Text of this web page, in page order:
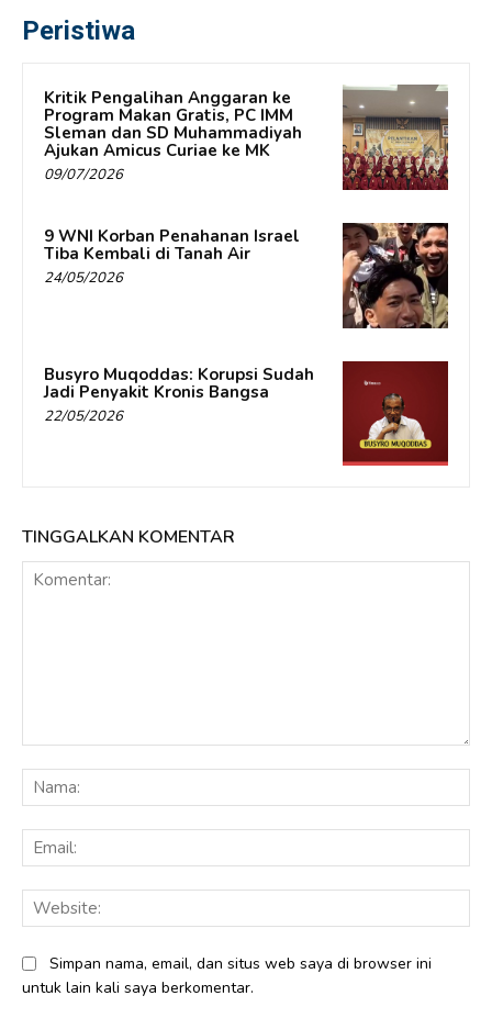
Peristiwa
Kritik Pengalihan Anggaran ke
Program Makan Gratis, PC IMM
Sleman dan SD Muhammadiyah
Ajukan Amicus Curiae ke MK
09/07/2026
9 WNI Korban Penahanan Israel
Tiba Kembali di Tanah Air
24/05/2026
Busyro Muqoddas: Korupsi Sudah
Jadi Penyakit Kronis Bangsa
22/05/2026
TINGGALKAN KOMENTAR
Simpan nama, email, dan situs web saya di browser ini
untuk lain kali saya berkomentar.